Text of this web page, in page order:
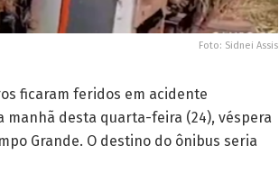
Foto: Sidnei Assis
ficaram feridos em acidente
manhã desta quarta-feira (24), véspera
Grande. O destino do ônibus seria